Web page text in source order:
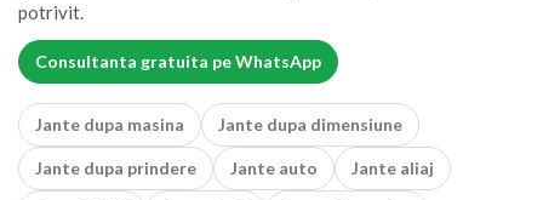
potrivit.
Consultanta gratuita pe WhatsApp
Jante dupa masina Jante dupa dimensiune
Jante dupa prindere Jante auto Jante aliaj